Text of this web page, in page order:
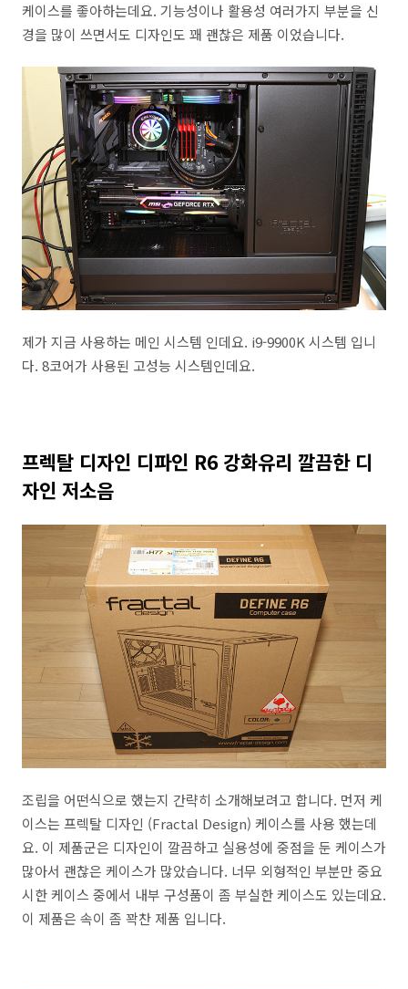
케이스를 좋아하는데요. 기능성이나 활용성 여러가지 부분을 신
경을 많이 쓰면서도 디자인도 꽤 괜찮은 제품 이었습니다.
제가 지금 사용하는 메인 시스템 인데요. i9-9900K 시스템 입니
다. 8코어가 사용된 고성능 시스템인데요.
프렉탈 디자인 디파인 R6 강화유리 깔끔한 디
자인 저소음
조립을 어떤식으로 했는지 간략히 소개해보려고 합니다. 먼저 케
이스는 프렉탈 디자인 (Fractal Design) 케이스를 사용 했는데
요. 이 제품군은 디자인이 깔끔하고 실용성에 중점을 둔 케이스가
많아서 괜찮은 케이스가 많았습니다. 너무 외형적인 부분만 중요
시한 케이스 중에서 내부 구성품이 좀 부실한 케이스도 있는데요.
이 제품은 속이 좀 꽉찬 제품 입니다.